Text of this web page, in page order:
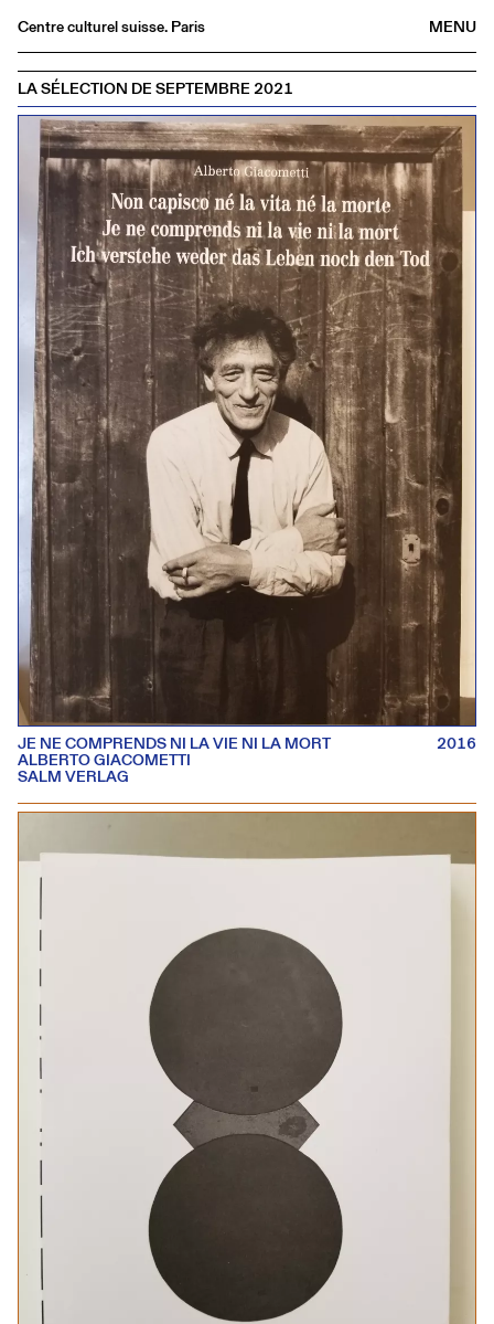
MENU
Centre culturel suisse. Paris
Agenda
Bookshop
Buvette
Archives
Medias
Publications
About
FR/EN
LA SÉLECTION DE SEPTEMBRE 2021
JE NE COMPRENDS NI LA VIE NI LA MORT
ALBERTO GIACOMETTI
SALM VERLAG
2016